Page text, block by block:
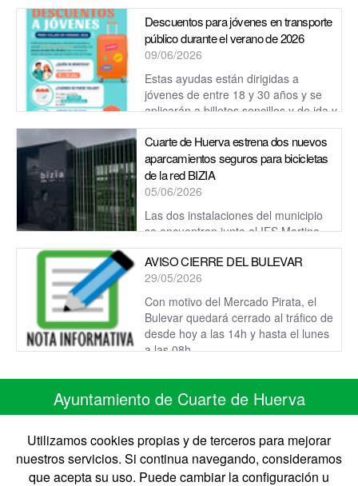
Descuentos para jóvenes en transporte
público durante el verano de 2026
09/06/2026
Estas ayudas están dirigidas a
jóvenes de entre 18 y 30 años y se
aplicarán a billetes sencillos y de ida y
vuelta en trenes y autobuses de titular...
Cuarte de Huerva estrena dos nuevos
aparcamientos seguros para bicicletas
de la red BIZIA
05/06/2026
Las dos instalaciones del municipio
se encuentran junto al IES Martina
Bescós y junto a la piscina cubierta Teresa Perales.
AVISO CIERRE DEL BULEVAR
29/05/2026
Con motivo del Mercado Pirata, el
Bulevar quedará cerrado al tráfico de
desde hoy a las 14h y hasta el lunes
a las 08h.
Ayuntamiento de Cuarte de Huerva
C/ Monasterio de Siresa 7
50410 Cuarte de Huerva ZARAGOZA
Telefono 976 50 30 67 • Fax 976 50 41 41
CIF: P-5008900-B
Utilizamos cookies propias y de terceros para mejorar
nuestros servicios. Si continua navegando, consideramos
que acepta su uso. Puede cambiar la configuración u